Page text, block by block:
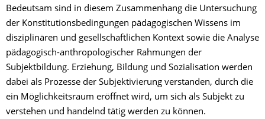
Bedeutsam sind in diesem Zusammenhang die Untersuchung
der Konstitutionsbedingungen pädagogischen Wissens im
disziplinären und gesellschaftlichen Kontext sowie die Analyse
pädagogisch-anthropologischer Rahmungen der
Subjektbildung. Erziehung, Bildung und Sozialisation werden
dabei als Prozesse der Subjektivierung verstanden, durch die
ein Möglichkeitsraum eröffnet wird, um sich als Subjekt zu
verstehen und handelnd tätig werden zu können.